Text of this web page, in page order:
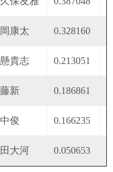
康太 0.328160
貴志 0.213051
新 0.186861
俊 0.166235
大河 0.050653